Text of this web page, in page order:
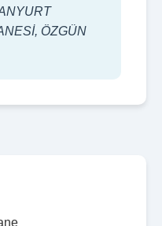
ÖZGÜN